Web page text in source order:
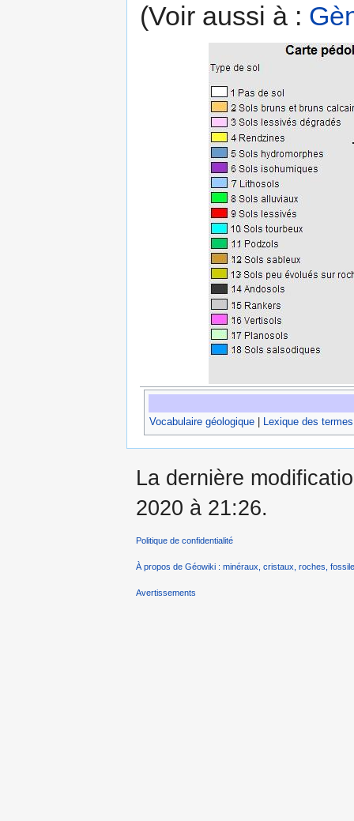
(Voir aussi à :
Vocabulaire géologique Lexique des
La dernière
2020 à 21:26.
Politique de confidentialité
À propos de Géowiki : minéraux, cristaux, roches,
Avertissements